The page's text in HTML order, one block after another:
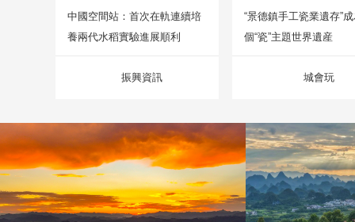
中國空間站：首次在軌連續培
養兩代水稻實驗進展順利
振興資訊
“景德鎮手工瓷業遺存”
個“瓷”主題世界遺産
城會玩